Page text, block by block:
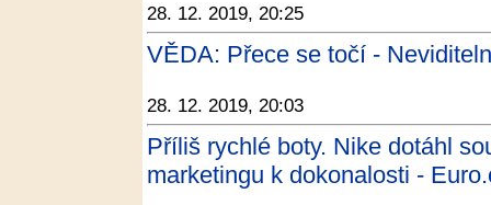
28. 12. 2019, 20:25
VĚDA: Přece se točí -
28. 12. 2019, 20:03
Příliš rychlé boty. Nike dotáhl
marketingu k dokonalosti -